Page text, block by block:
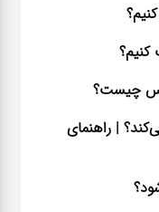
چیست؟
| راهنمای